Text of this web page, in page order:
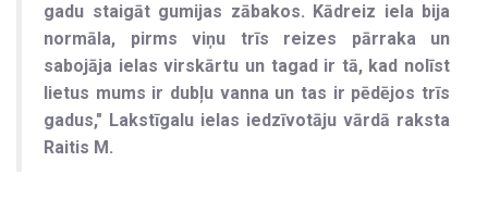
gadu staigāt gumijas zābakos. Kādreiz iela bija
normāla, pirms viņu trīs reizes pārraka un
sabojāja ielas virskārtu un tagad ir tā, kad nolīst
lietus mums ir dubļu vanna un tas ir pēdējos trīs
gadus," Lakstīgalu ielas iedzīvotāju vārdā raksta
Raitis M.